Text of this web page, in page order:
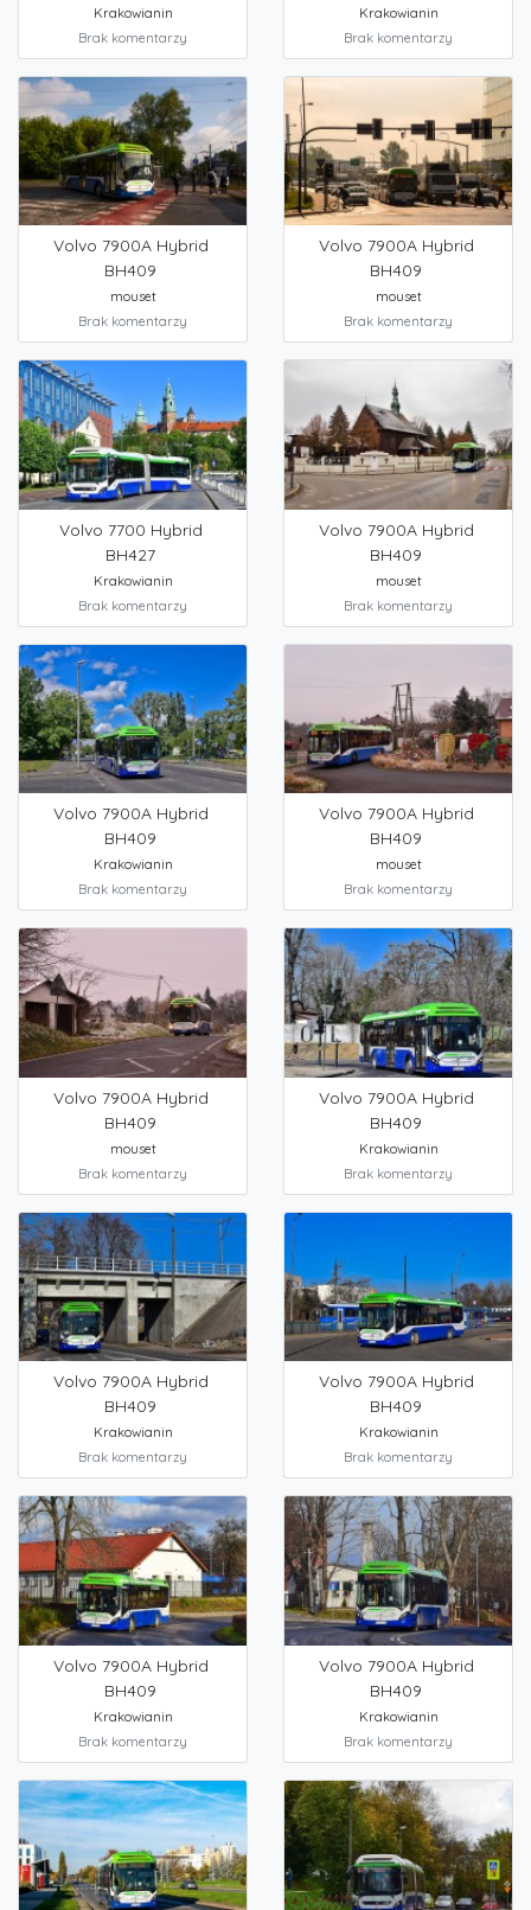
Krakowianin
Brak komentarzy
Krakowianin
Brak komentarzy
Volvo 7900A Hybrid
BH409
mouset
Brak komentarzy
Volvo 7900A Hybrid
BH409
mouset
Brak komentarzy
Volvo 7700 Hybrid
BH427
Krakowianin
Brak komentarzy
Volvo 7900A Hybrid
BH409
mouset
Brak komentarzy
Volvo 7900A Hybrid
BH409
Krakowianin
Brak komentarzy
Volvo 7900A Hybrid
BH409
mouset
Brak komentarzy
Volvo 7900A Hybrid
BH409
mouset
Brak komentarzy
Volvo 7900A Hybrid
BH409
Krakowianin
Brak komentarzy
Volvo 7900A Hybrid
BH409
Krakowianin
Brak komentarzy
Volvo 7900A Hybrid
BH409
Krakowianin
Brak komentarzy
Volvo 7900A Hybrid
BH409
Krakowianin
Brak komentarzy
Volvo 7900A Hybrid
BH409
Krakowianin
Brak komentarzy